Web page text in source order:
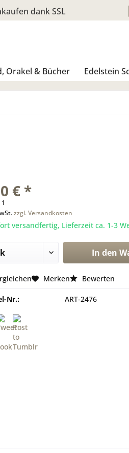
dank SSL
Orakel & Bücher Edelstein
€ *
1
zzgl. Versandkosten
versandfertig, Lieferzeit ca. 1-3
In den
Merken Bewerten
Nr.: ART-2476